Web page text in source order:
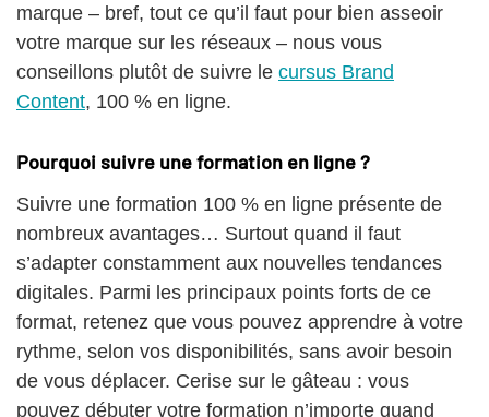
marque – bref, tout ce qu’il faut pour bien asseoir
votre marque sur les réseaux – nous vous
conseillons plutôt de suivre le cursus Brand
Content, 100 % en ligne.
Pourquoi suivre une formation en ligne ?
Suivre une formation 100 % en ligne présente de
nombreux avantages… Surtout quand il faut
s’adapter constamment aux nouvelles tendances
digitales. Parmi les principaux points forts de ce
format, retenez que vous pouvez apprendre à votre
rythme, selon vos disponibilités, sans avoir besoin
de vous déplacer. Cerise sur le gâteau : vous
pouvez débuter votre formation n’importe quand